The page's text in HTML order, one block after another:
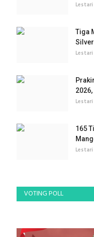
Lestari
Tiga
Lestari
Lestari
165
Lestari
VOTING POLL